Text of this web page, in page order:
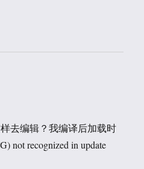
去编辑？我编译后加载时
not recognized in update